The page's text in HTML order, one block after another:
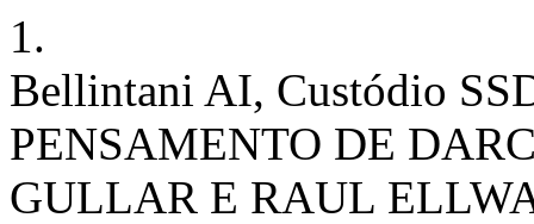
1.
Bellintani AI, Custódio
PENSAMENTO DE
GULLAR E RAUL